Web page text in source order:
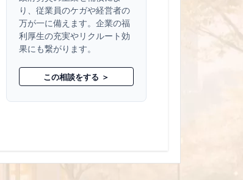
り、従業員のケガや経営者の
万が一に備えます。企業の福
利厚生の充実やリクルート効
果にも繋がります。
この相談をする ＞